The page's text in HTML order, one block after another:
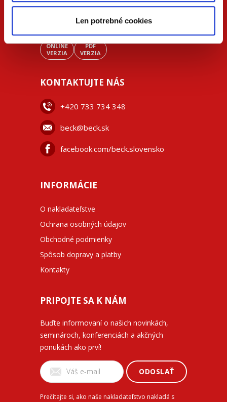
Len potrebné cookies
ONLINE
VERZIA
PDF
VERZIA
KONTAKTUJTE NÁS
+420 733 734 348
beck@beck.sk
facebook.com/beck.slovensko
INFORMÁCIE
O nakladateľstve
Ochrana osobných údajov
Obchodné podmienky
Spôsob dopravy a platby
Kontakty
PRIPOJTE SA K NÁM
Buďte informovaní o našich novinkách,
seminároch, konferenciách a akčných
ponukách ako prví!
ODOSLAŤ
Prečítajte si, ako naše nakladateľstvo nakladá s